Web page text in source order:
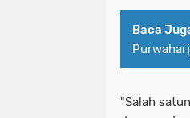
Baca
"Salah